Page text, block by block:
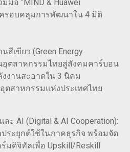
อ “MIND & Huawei
ครอบคลุมการพัฒนาใน 4 มิติ
เขียว (Green Energy
อุตสาหกรรมไทยสู่สังคมคาร์บอน
งานสะอาดใน 3 นิคม
สาหกรรมแห่งประเทศไทย
AI (Digital & AI Cooperation):
ประยุกต์ใช้ในภาคธุรกิจ พร้อมจัด
มดิจิทัลเพื่อ Upskill/Reskill